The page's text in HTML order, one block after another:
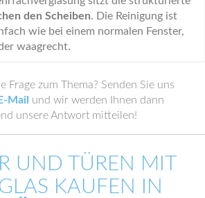
den Scheiben. Die Reinigung ist
wie bei einem normalen Fenster,
waagrecht.
Frage zum Thema? Senden Sie uns
E-Mail
und wir werden Ihnen dann
unsere Antwort mitteilen!
UND TÜREN MIT
KAUFEN IN